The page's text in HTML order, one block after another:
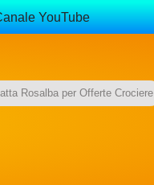
YouTube
Rosalba per Offerte Crociere